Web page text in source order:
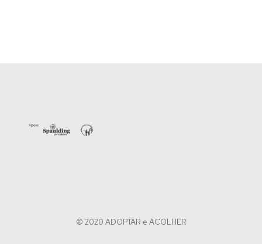
© 2020 ADOPTAR e ACOLHER